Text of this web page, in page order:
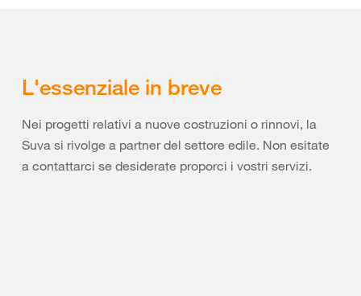
L'essenziale in breve
Nei progetti relativi a nuove costruzioni o rinnovi, la
Suva si rivolge a partner del settore edile. Non esitate
a contattarci se desiderate proporci i vostri servizi.